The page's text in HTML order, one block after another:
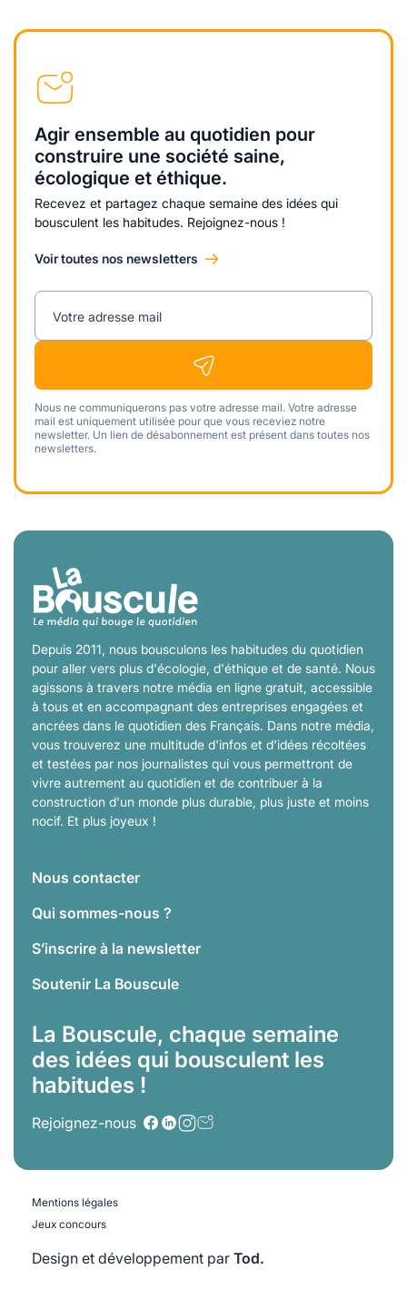
Agir ensemble au quotidien pour
construire une société saine,
écologique et éthique.
Recevez et partagez chaque semaine des idées qui
bousculent les habitudes. Rejoignez-nous !
Voir toutes nos newsletters
Votre adresse mail
Nous ne communiquerons pas votre adresse mail. Votre adresse
mail est uniquement utilisée pour que vous receviez notre
newsletter. Un lien de désabonnement est présent dans toutes nos
newsletters.
Depuis 2011, nous bousculons les habitudes du quotidien
pour aller vers plus d'écologie, d'éthique et de santé. Nous
agissons à travers notre média en ligne gratuit, accessible
à tous et en accompagnant des entreprises engagées et
ancrées dans le quotidien des Français. Dans notre média,
vous trouverez une multitude d'infos et d'idées récoltées
et testées par nos journalistes qui vous permettront de
vivre autrement au quotidien et de contribuer à la
construction d'un monde plus durable, plus juste et moins
nocif. Et plus joyeux !
Nous contacter
Qui sommes-nous ?
S’inscrire à la newsletter
Soutenir La Bouscule
La Bouscule, chaque semaine
des idées qui bousculent les
habitudes !
Rejoignez-nous
Mentions légales
Jeux concours
Design et développement par Tod.